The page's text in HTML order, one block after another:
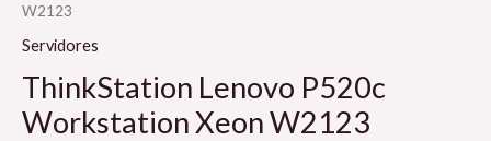
W2123
Servidores
ThinkStation Lenovo P520c
Workstation Xeon W2123